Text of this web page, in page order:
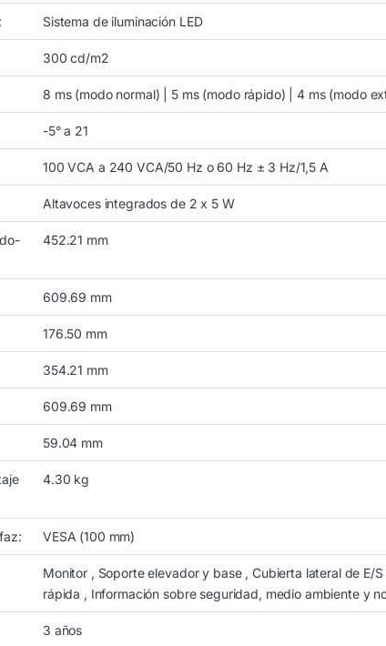
Sistema de iluminación LED
300 cd/m2
8 ms (modo normal) | 5 ms (modo rápido) | 4 ms (modo
-5° a 21
100 VCA a 240 VCA/50 Hz o 60 Hz ± 3 Hz/1,5 A
Altavoces integrados de 2 x 5 W
452.21 mm
609.69 mm
176.50 mm
354.21 mm
609.69 mm
59.04 mm
4.30 kg
VESA (100 mm)
Monitor , Soporte elevador y base , Cubierta lateral de E/
rápida , Información sobre seguridad, medio ambiente y
3 años